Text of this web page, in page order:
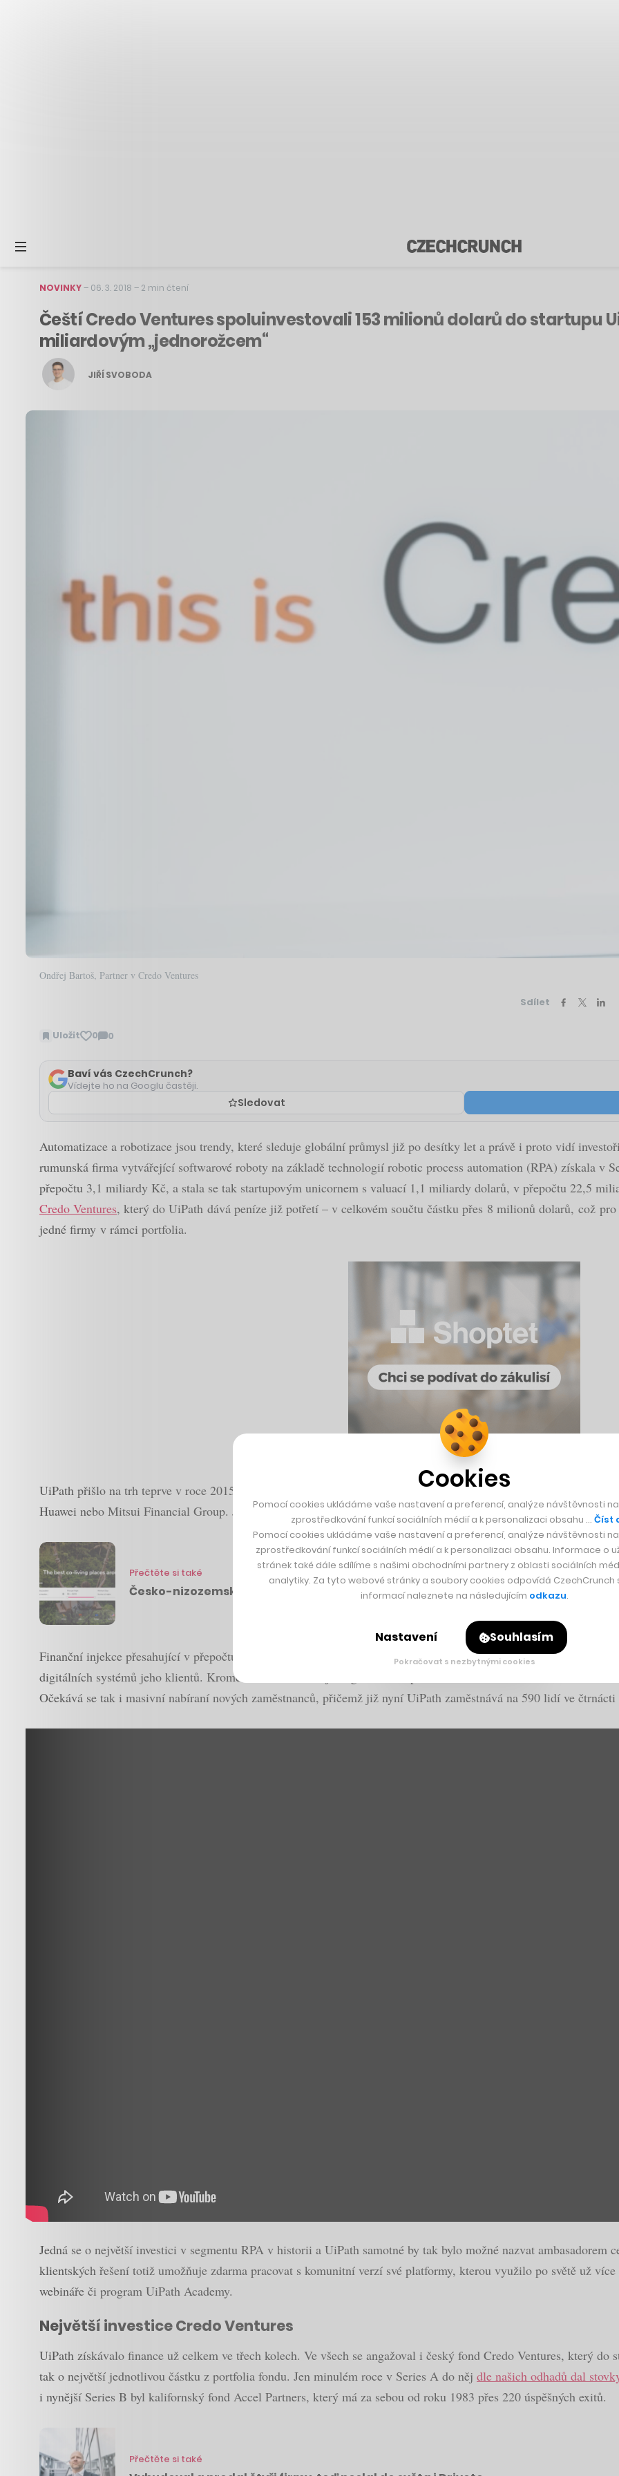
NOVINKY– 06. 3. 2018 – 2 min čtení
Čeští Credo Ventures spoluinvestovali 153 milionů dolarů do startupu
miliardovým „jednorožcem“
JIŘÍ SVOBODA
Ondřej Bartoš, Partner v Credo Ventures
Sdílet
Uložit 0 0
Zobrazit
Baví vás CzechCrunch?
Vídejte ho na Googlu častěji.
Sledovat
Automatizace a robotizace jsou trendy, které sleduje globální průmysl již po desítky let a právě i proto vidí
rumunská firma vytvářející softwarové roboty na základě technologií robotic process automation (RPA) získala v
přepočtu 3,1 miliardy Kč, a stala se tak startupovým unicornem s valuací 1,1 miliardy dolarů, v přepočtu 22,5
Credo Ventures, který do UiPath dává peníze již potřetí – v celkovém součtu částku přes 8 milionů dolarů, což
jedné firmy v rámci portfolia.
UiPath přišlo na trh teprve v roce 2015 a se svým intuitivním produktem, který v IT systémech firem
Huawei nebo Mitsui Financial Group. Jen v minulém roce vyskočil počet klientů ze stovky na 700 a výsledkem
Přečtěte si také
Česko-nizozemský pár spustil „Airbnb“ pro digitální nomády
Finanční injekce přesahující v přepočtu tři miliardy korun bude podle představitelů UiPath sloužit k implementaci
digitálních systémů jeho klientů. Kromě toho se rozšíří i jeho globální síť poboček – nově tak UiPath bude v
Očekává se tak i masivní nabíraní nových zaměstnanců, přičemž již nyní UiPath zaměstnává na 590 lidí ve čtrnácti
Jedná se o největší investici v segmentu RPA v historii a UiPath samotné by tak bylo možné nazvat
klientských řešení totiž umožňuje zdarma pracovat s komunitní verzí své platformy, kterou využilo po světě už
webináře či program UiPath Academy.
Největší investice Credo Ventures
UiPath získávalo finance už celkem ve třech kolech. Ve všech se angažoval i český fond Credo Ventures, který do
tak o největší jednotlivou částku z portfolia fondu. Jen minulém roce v Series A do něj dle našich odhadů dal
i nynější Series B byl kalifornský fond Accel Partners, který má za sebou od roku 1983 přes 220 úspěšných exitů.
Přečtěte si také
Cookies
Pomocí cookies ukládáme vaše nastavení a preferencí, analýze návštěvnosti
zprostředkování funkcí sociálních médií a k personalizaci obsahu … Číst
Pomocí cookies ukládáme vaše nastavení a preferencí, analýze návštěvnosti
zprostředkování funkcí sociálních médií a k personalizaci obsahu. Informace o
stránek také dále sdílíme s našimi obchodními partnery z oblasti sociálních
analytiky. Za tyto webové stránky a soubory cookies odpovídá CzechCrunch
informací naleznete na následujícím odkazu.
Nastavení Souhlasím
Pokračovat s nezbytnými cookies